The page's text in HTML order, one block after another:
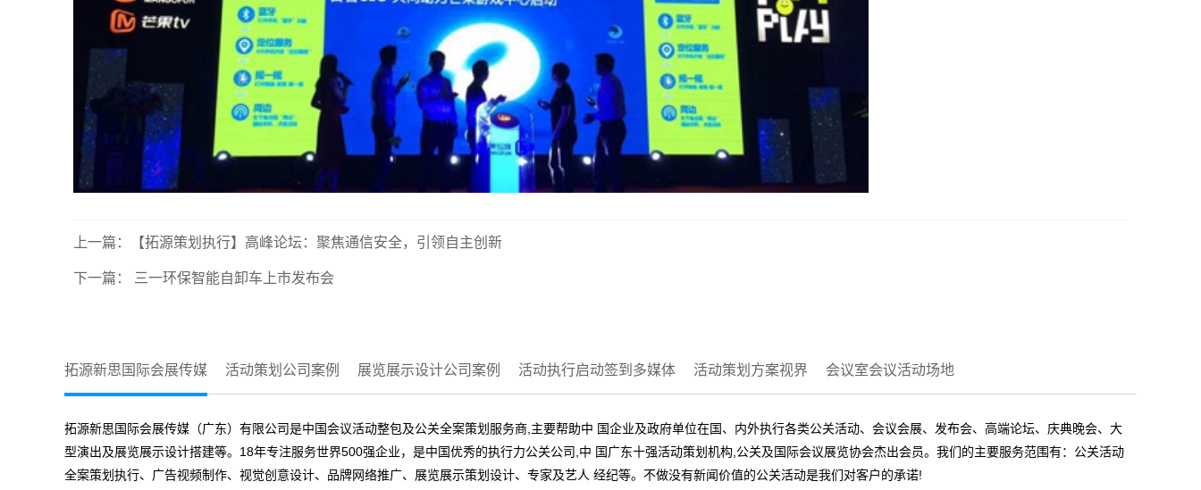
上一篇： 【拓源策划执行】高峰论坛：聚焦通信安全，引领自主创新
下一篇： 三一环保智能自卸车上市发布会
拓源新思国际会展传媒 活动策划公司案例 展览展示设计公司案例 活动执行启动签到多媒体 活动策划方案视界 会议室会议活动场地
拓源新思国际会展传媒（广东）有限公司是中国会议活动整包及公关全案策划服务商,主要帮助中 国企业及政府单位在国、内外执行各类公关活动、会议会展、发布会、高端论坛、庆典晚会、大
型演出及展览展示设计搭建等。18年专注服务世界500强企业，是中国优秀的执行力公关公司,中 国广东十强活动策划机构,公关及国际会议展览协会杰出会员。我们的主要服务范围有：公关活动
全案策划执行、广告视频制作、视觉创意设计、品牌网络推广、展览展示策划设计、专家及艺人 经纪等。不做没有新闻价值的公关活动是我们对客户的承诺!